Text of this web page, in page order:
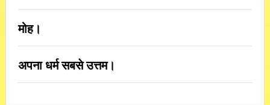
मोह।
अपना धर्म सबसे उत्तम।